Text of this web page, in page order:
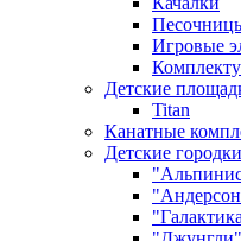
Игровые
Детские
Titan
Канатные
Детские